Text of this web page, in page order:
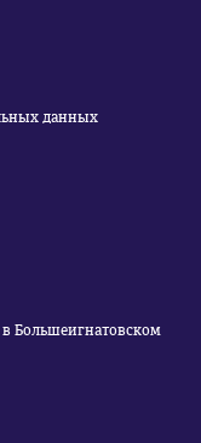
данных
Большеигнатовском